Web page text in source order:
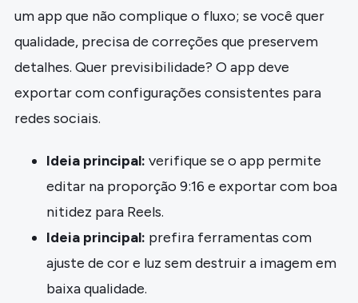
um app que não complique o fluxo; se você quer
qualidade, precisa de correções que preservem
detalhes. Quer previsibilidade? O app deve
exportar com configurações consistentes para
redes sociais.
Ideia principal: verifique se o app permite
editar na proporção 9:16 e exportar com boa
nitidez para Reels.
Ideia principal: prefira ferramentas com
ajuste de cor e luz sem destruir a imagem em
baixa qualidade.